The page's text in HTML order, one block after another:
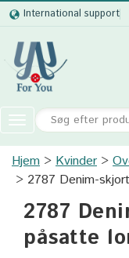
International support
Kvinder
Toggle
navigation
Hjem Kvinder
2787 Denim-
2787
påsatte